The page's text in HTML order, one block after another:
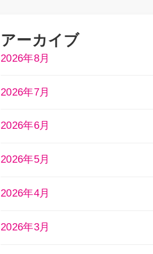
アーカイブ
2026年8月
2026年7月
2026年6月
2026年5月
2026年4月
2026年3月